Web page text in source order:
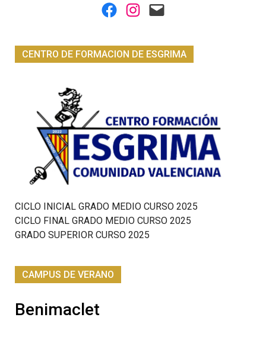
Facebook
Instagram
Mail
CENTRO DE FORMACION DE ESGRIMA
CICLO INICIAL GRADO MEDIO CURSO 2025
CICLO FINAL GRADO MEDIO CURSO 2025
GRADO SUPERIOR CURSO 2025
CAMPUS DE VERANO
Benimaclet